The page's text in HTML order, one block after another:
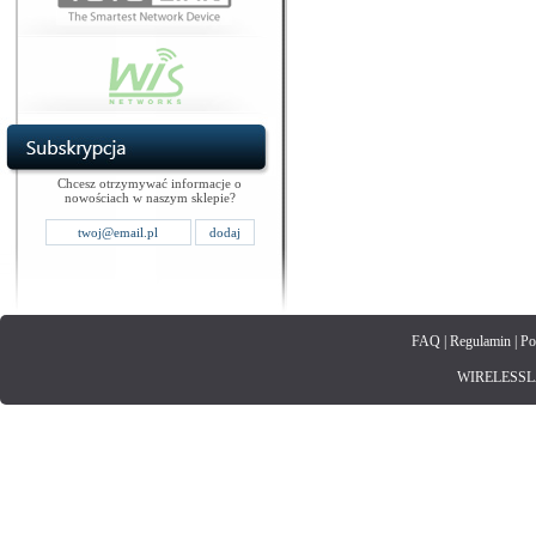
Chcesz otrzymywać informacje o
nowościach w naszym sklepie?
FAQ| Regulamin|